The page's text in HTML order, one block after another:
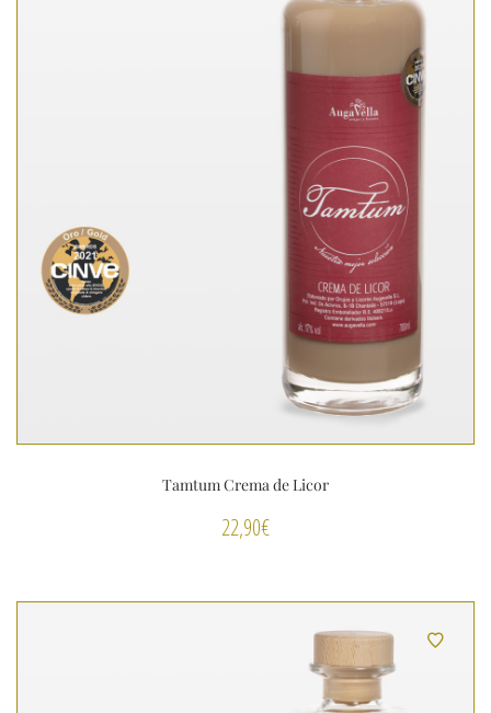
Tamtum Crema de Licor
22,90€